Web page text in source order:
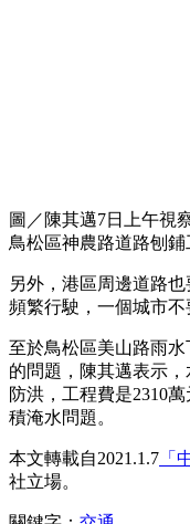
圖／陳其邁7日上午視
鳥松區神農路道路刨
另外，港區周邊道路
頻繁行駛，一個城市不
至於鳥松區美山路雨
的問題，陳其邁表示
防洪，工程費是2310
積淹水問題。
本文轉載自2021.1.7 「
社立場。